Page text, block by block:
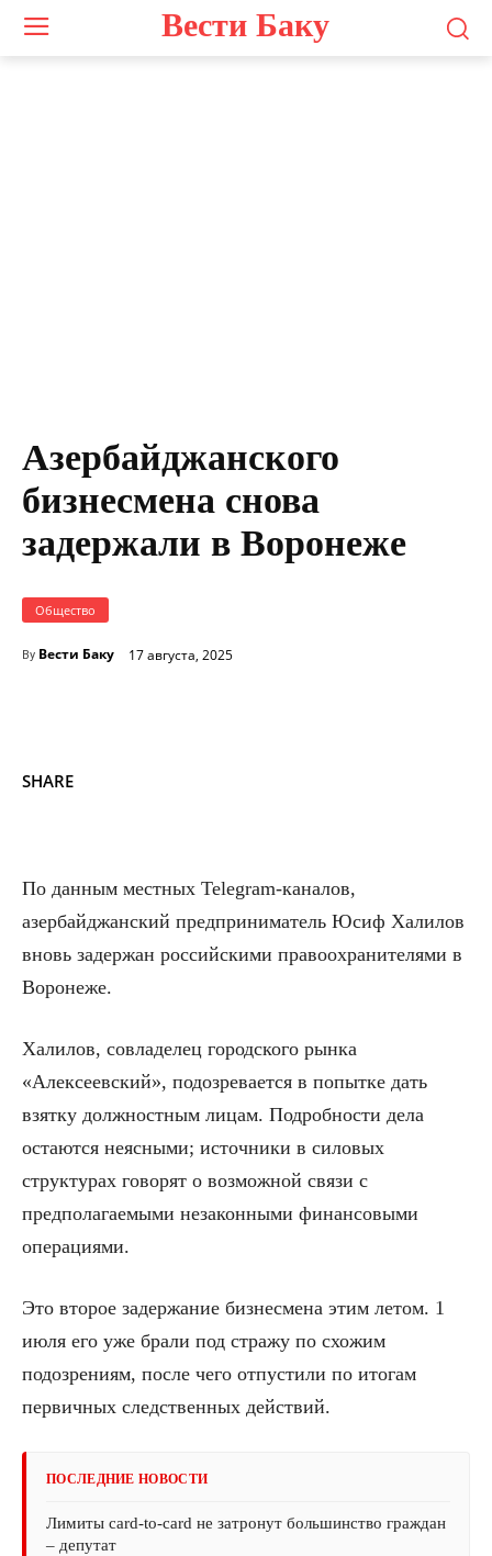
Вести Баку
Азербайджанского
бизнесмена снова
задержали в Воронеже
Общество
By Вести Баку 17 августа, 2025
SHARE
По данным местных Telegram-каналов,
азербайджанский предприниматель Юсиф Халилов
вновь задержан российскими правоохранителями в
Воронеже.
Халилов, совладелец городского рынка
«Алексеевский», подозревается в попытке дать
взятку должностным лицам. Подробности дела
остаются неясными; источники в силовых
структурах говорят о возможной связи с
предполагаемыми незаконными финансовыми
операциями.
Это второе задержание бизнесмена этим летом. 1
июля его уже брали под стражу по схожим
подозрениям, после чего отпустили по итогам
первичных следственных действий.
ПОСЛЕДНИЕ НОВОСТИ
Лимиты card-to-card не затронут большинство граждан
– депутат